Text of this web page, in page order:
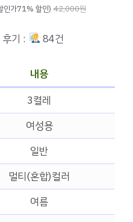
인가71% 할인) 42,000원
기 : 84건
내용
3켤레
여성용
일반
멀티(혼합)컬러
여름